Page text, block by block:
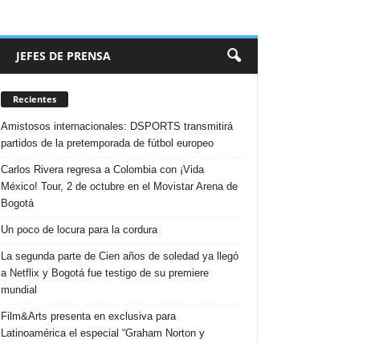
JEFES DE PRENSA
Recientes
Amistosos internacionales: DSPORTS transmitirá
partidos de la pretemporada de fútbol europeo
Carlos Rivera regresa a Colombia con ¡Vida
México! Tour, 2 de octubre en el Movistar Arena de
Bogotá
Un poco de locura para la cordura
La segunda parte de Cien años de soledad ya llegó
a Netflix y Bogotá fue testigo de su premiere
mundial
Film&Arts presenta en exclusiva para
Latinoamérica el especial “Graham Norton y